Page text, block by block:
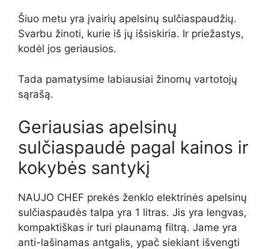
Šiuo metu yra įvairių apelsinų sulčiaspaudžių.
Svarbu žinoti, kurie iš jų išsiskiria. Ir priežastys,
kodėl jos geriausios.
Tada pamatysime labiausiai žinomų vartotojų
sąrašą.
Geriausias apelsinų
sulčiaspaudė pagal kainos ir
kokybės santykį
NAUJO CHEF prekės ženklo elektrinės apelsinų
sulčiaspaudės talpa yra 1 litras. Jis yra lengvas,
kompaktiškas ir turi plaunamą filtrą. Jame yra
anti-lašinamas antgalis, ypač siekiant išvengti